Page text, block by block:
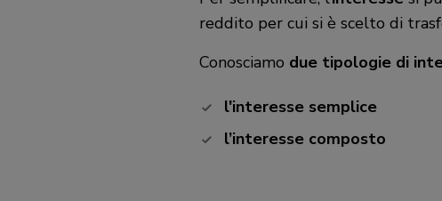
reddito per cui si è scelto di
Conosciamo due tipologie di
l'interesse semplice
l’interesse composto